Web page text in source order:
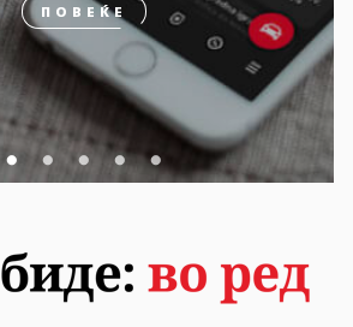
ПОВЕЌЕ